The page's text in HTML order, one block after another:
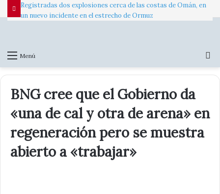
Registradas dos explosiones cerca de las costas de Omán, en
un nuevo incidente en el estrecho de Ormuz
Menú
BNG cree que el Gobierno da
«una de cal y otra de arena» en
regeneración pero se muestra
abierto a «trabajar»